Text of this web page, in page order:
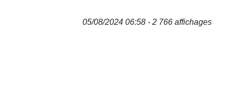
05/08/2024 06:58 - 2 766 affichages